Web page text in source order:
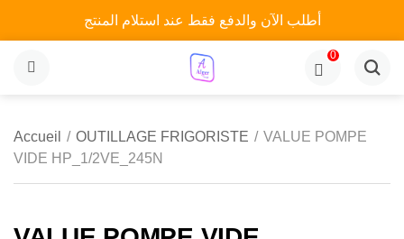
أطلب الآن والدفع فقط عند استلام المنتج
MENU
0
Accueil / OUTILLAGE FRIGORISTE / VALUE POMPE
VIDE HP_1/2VE_245N